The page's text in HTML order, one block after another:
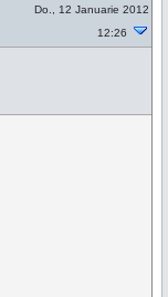
Do., 12 Januarie 2012
12:26